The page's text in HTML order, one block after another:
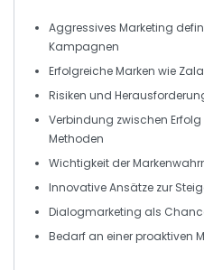
Aggressives Marketing
Kampagnen
Erfolgreiche Marken wie
Risiken und
Verbindung zwischen Erfolg
Methoden
Wichtigkeit der
Innovative Ansätze zur
Dialogmarketing als
Bedarf an einerproaktiven